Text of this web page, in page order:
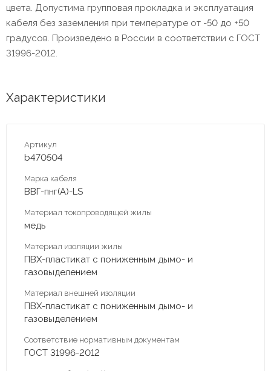
цвета. Допустима групповая прокладка и эксплуатация
кабеля без заземления при температуре от -50 до +50
градусов. Произведено в России в соответствии с ГОСТ
31996-2012.
Характеристики
Артикул
b470504
Марка кабеля
ВВГ-пнг(А)-LS
Материал токопроводящей жилы
медь
Материал изоляции жилы
ПВХ-пластикат c пониженным дымо- и
газовыделением
Материал внешней изоляции
ПВХ-пластикат c пониженным дымо- и
газовыделением
Соответствие нормативным документам
ГОСТ 31996-2012